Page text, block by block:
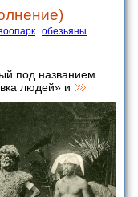
обезьяны
под названием
людей» и